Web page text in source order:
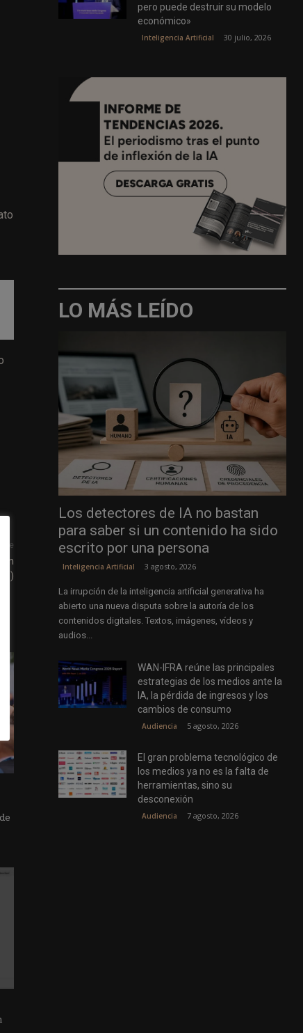
pero puede destruir su modelo
económico»
Inteligencia Artificial 30 julio, 2026
LO MÁS LEÍDO
Los detectores de IA no bastan
para saber si un contenido ha sido
escrito por una persona
Inteligencia Artificial 3 agosto, 2026
La irrupción de la inteligencia artificial generativa ha
abierto una nueva disputa sobre la autoría de los
contenidos digitales. Textos, imágenes, vídeos y
audios...
WAN-IFRA reúne las principales
estrategias de los medios ante la
IA, la pérdida de ingresos y los
cambios de consumo
Audiencia 5 agosto, 2026
El gran problema tecnológico de
los medios ya no es la falta de
herramientas, sino su
desconexión
Audiencia 7 agosto, 2026